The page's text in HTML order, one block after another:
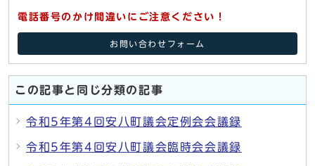
電話番号のかけ間違いにご注意ください！
お問い合わせフォーム
この記事と同じ分類の記事
令和5年第4回安八町議会定例会会議録
令和5年第4回安八町議会臨時会会議録